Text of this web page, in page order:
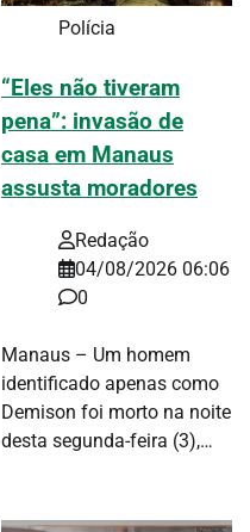
Polícia
“Eles não tiveram
pena”: invasão de
casa em Manaus
assusta moradores
Redação
04/08/2026 06:06
0
Manaus – Um homem
identificado apenas como
Demison foi morto na noite
desta segunda-feira (3),…